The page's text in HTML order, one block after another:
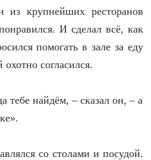
крупнейших ресторанов
И сделал всё, как
помогать в зале за еду
согласился.
тебе найдём, – сказал он, – а
со столами и посудой.